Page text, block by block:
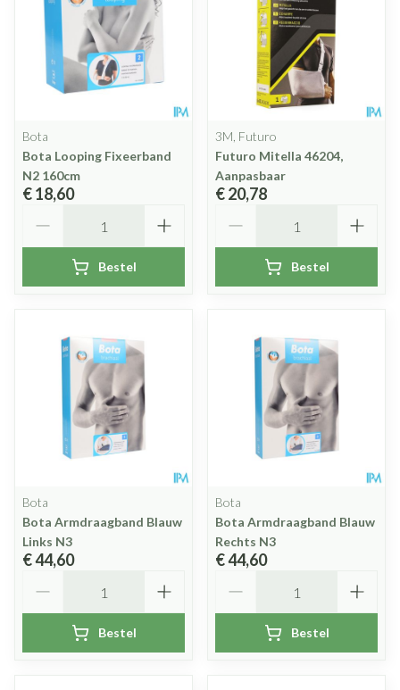
Bota
Bota Looping Fixeerband
N2 160cm
€ 18,60
Bestel
3M, Futuro
Futuro Mitella 46204,
Aanpasbaar
€ 20,78
Bestel
Bota
Bota Armdraagband Blauw
Links N3
€ 44,60
Bestel
Bota
Bota Armdraagband Blauw
Rechts N3
€ 44,60
Bestel